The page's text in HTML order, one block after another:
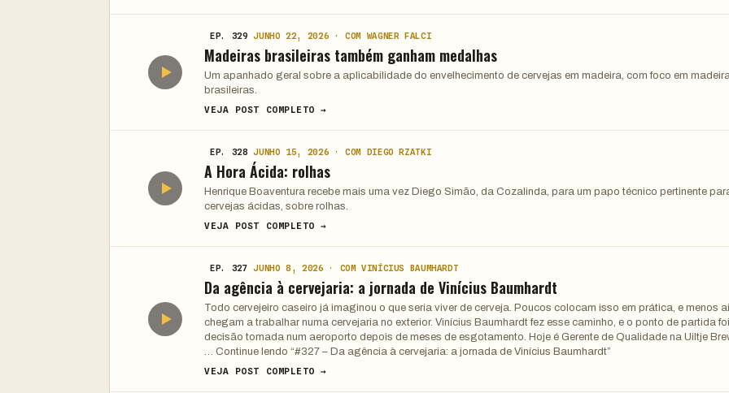
EP. 329 JUNHO 22, 2026 · COM WAGNER FALCI
Madeiras brasileiras também ganham medalhas
Um apanhado geral sobre a aplicabilidade do envelhecimento de cervejas em madeira, com foco em
brasileiras.
VEJA POST COMPLETO →
EP. 328 JUNHO 15, 2026 · COM DIEGO RZATKI
A Hora Ácida: rolhas
Henrique Boaventura recebe mais uma vez Diego Simão, da Cozalinda, para um papo técnico pertinente
cervejas ácidas, sobre rolhas.
VEJA POST COMPLETO →
EP. 327 JUNHO 8, 2026 · COM VINÍCIUS BAUMHARDT
Da agência à cervejaria: a jornada de Vinícius Baumhardt
Todo cervejeiro caseiro já imaginou o que seria viver de cerveja. Poucos colocam isso em prática, e menos
chegam a trabalhar numa cervejaria no exterior. Vinícius Baumhardt fez esse caminho, e o ponto de partida
decisão tomada num aeroporto depois de meses de esgotamento. Hoje é Gerente de Qualidade na Uiltje
… Continue lendo “#327 – Da agência à cervejaria: a jornada de Vinícius Baumhardt”
VEJA POST COMPLETO →